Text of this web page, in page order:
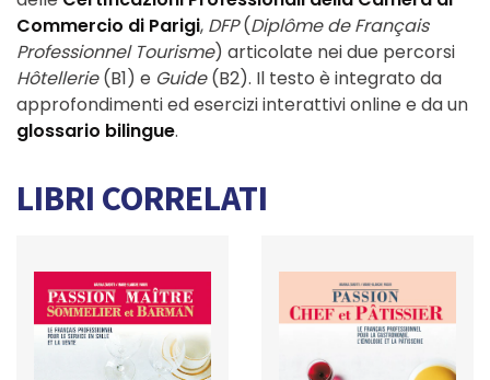
Commercio di Parigi, DFP(Diplôme de Français
Professionnel Tourisme) articolate nei due percorsi
Hôtellerie(B1) e Guide(B2). Il testo è integrato da
approfondimenti ed esercizi interattivi online e da un
glossario bilingue.
LIBRI CORRELATI